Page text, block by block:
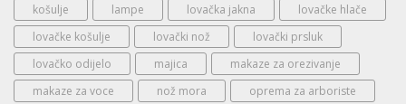
košulje
lampe lovačka jakna
lovačke hlače
lovačke košulje
lovački nož
lovački prsluk
lovačko odijelo
majica
makaze za orezivanje
makaze za voce
nož mora
oprema za arboriste